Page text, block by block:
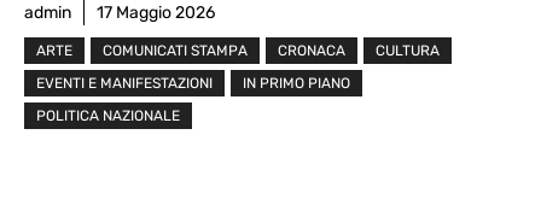
admin 17 Maggio 2026
ARTE COMUNICATI STAMPA CRONACA
CULTURA
EVENTI E MANIFESTAZIONI
IN PRIMO PIANO
POLITICA NAZIONALE